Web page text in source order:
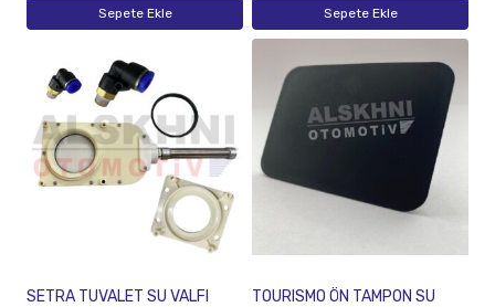
Sepete Ekle Sepete Ekle
SETRA TUVALET SU VALFI
TOURISMO ÖN TAMPON SU